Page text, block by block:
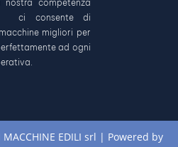
nostra competenza
ci consente di
migliori per
ad ogni
EDILI srl | Powered by